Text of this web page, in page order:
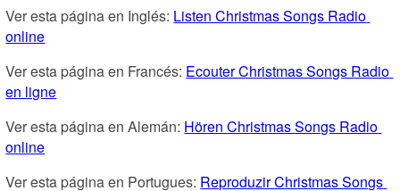
Ver esta página en Inglés: Listen Christmas Songs Radio
online
Ver esta página en Francés: Ecouter Christmas Songs Radio
en ligne
Ver esta página en Alemán: Hören Christmas Songs Radio
online
Ver esta página en Portugues: Reproduzir Christmas Songs